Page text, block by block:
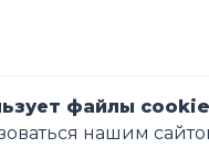
файлы
нашим